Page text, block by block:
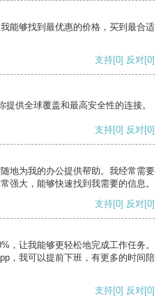
能够找到最优惠的价格，买到最合适
支持[0] 反对[0]
供全球覆盖和最高安全性的连接。
支持[0] 反对[0]
地为我的办公提供帮助。我经常需要
强大，能够快速找到我需要的信息。
支持[0] 反对[0]
，让我能够更轻松地完成工作任务。
，我可以提前下班，有更多的时间陪
支持[0] 反对[0]